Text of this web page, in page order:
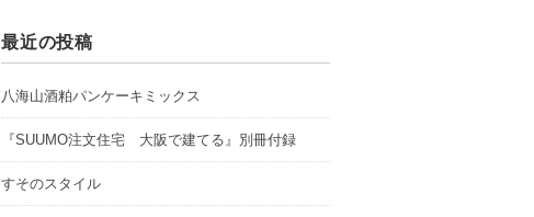
最近の投稿
八海山酒粕パンケーキミックス
『SUUMO注文住宅 大阪で建てる』別冊付録
すそのスタイル